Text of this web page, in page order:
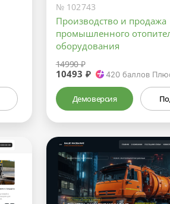
№ 102743
Производство и продажа
промышленного
оборудования
14990 ₽
10493 ₽ 420 баллов
Демоверсия